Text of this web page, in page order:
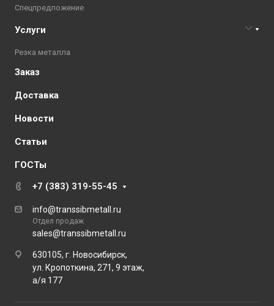
Спецпредложение
Услуги
Резка металла
Заказ
Доставка
Новости
Статьи
ГОСТы
+7 (383) 319-55-45
info@transsibmetall.ru
Отдел продаж
sales@transsibmetall.ru
630105, г. Новосибирск,
ул. Кропоткина, 271, 9 этаж,
а/я 177